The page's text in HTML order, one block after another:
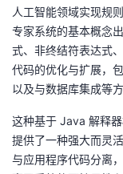
人工智能领域实现规
专家系统的基本概念
式、非终结符表达式
代码的优化与扩展，
以及与数据库集成等方
这种基于 Java 解释
提供了一种强大而灵
与应用程序代码分离